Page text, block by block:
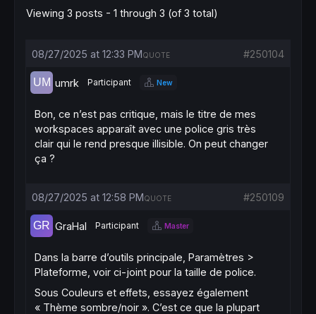
Viewing 3 posts - 1 through 3 (of 3 total)
08/27/2025 at 12:33 PM #250104
QUOTE
umrk Participant New
Bon, ce n’est pas critique, mais le titre de mes
workspaces apparaît avec une police gris très
clair qui le rend presque illisible. On peut changer
ça ?
08/27/2025 at 12:58 PM #250109
QUOTE
GraHal Participant Master
Dans la barre d’outils principale, Paramètres >
Plateforme, voir ci-joint pour la taille de police.
Sous Couleurs et effets, essayez également
« Thème sombre/noir ». C’est ce que la plupart